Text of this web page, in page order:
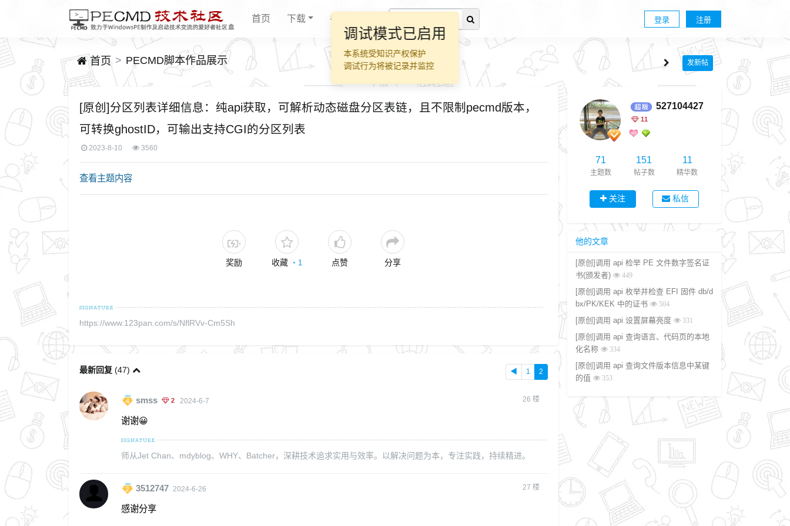
首页 下载 手册 登录 注册
首页 PECMD脚本作品展示 发新帖
[原创]分区列表详细信息：纯api获取，可解析动态磁盘分区表链，且不限制pecmd版本，
可转换ghostID，可输出支持CGI的分区列表
2023-8-10 3560
查看主题内容
奖励 收藏 ・ 1 点赞 分享
https://www.123pan.com/s/NflRVv-Cm5Sh
最新回复(47) ◀ 1 2
smss 2 2024-6-7 26 楼
谢谢😀
师从Jet Chan、mdyblog、WHY、Batcher，深耕技术追求实用与效率。以解决问题为本，专注实践，持续精进。
3512747 2024-6-26 27 楼
感谢分享
527104427
11
71
主题数
151
帖子数
11
精华数
关注 私信
他的文章
[原创]调用 api 检举 PE 文件数字签名证
书(颁发者)
449
[原创]调用 api 枚举并检查 EFI 固件 db/d
bx/PK/KEK 中的证书
504
[原创]调用 api 设置屏幕亮度 331
[原创]调用 api 查询语言、代码页的本地
化名称
334
[原创]调用 api 查询文件版本信息中某键
的值
353
调试模式已启用
本系统受知识产权保护
调试行为将被记录并监控